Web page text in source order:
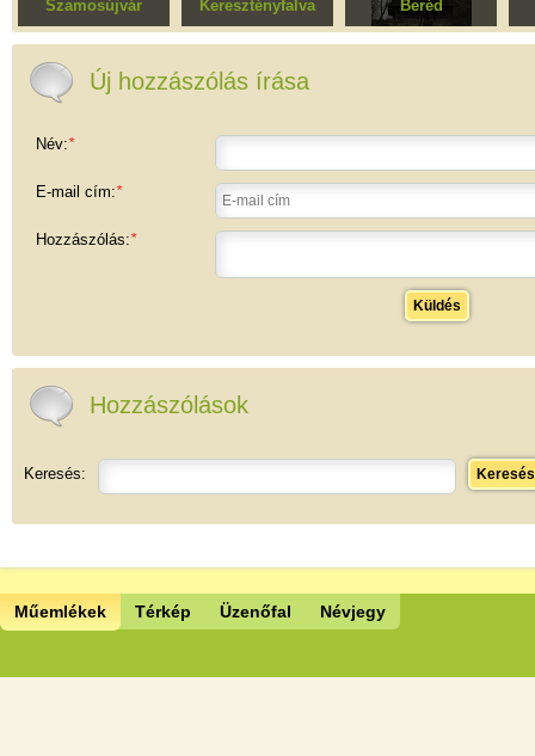
Szamosújvár
Salamon örmény-
Keresztényfalva
Erődített evangélikus
Beréd
Szent Mihály és
Új hozzászólás írása
Név:*
E-mail cím:*
Hozzászólás:*
Küldés
Hozzászólások
Keresés: Keresés
Műemlékek Térkép Üzenőfal Névjegy